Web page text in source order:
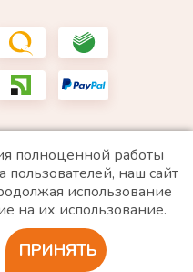
признана экстремистской и запрещена в
ИП «Войтенко»
полноценной работы
наш сайт
использование
на их использование.
ПРИНЯТЬ